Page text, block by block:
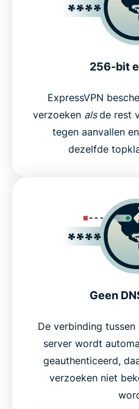
256-bit
ExpressVPN
verzoeken alsde rest
tegen aanvallen
dezelfde
Geen
De verbinding tussen
server wordt
geauthenticeerd,
verzoeken niet